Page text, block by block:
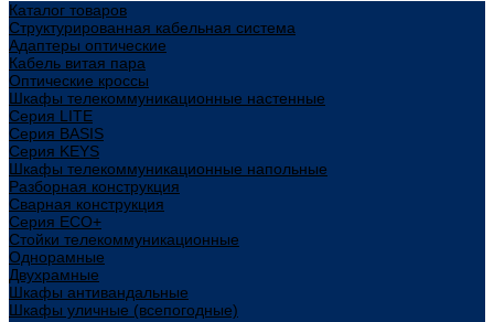
Каталог товаров
Структурированная кабельная система
Адаптеры оптические
Кабель витая пара
Оптические кроссы
Шкафы телекоммуникационные настенные
Cерия LITE
Cерия BASIS
Cерия KEYS
Шкафы телекоммуникационные напольные
Разборная конструкция
Сварная конструкция
Серия ECO+
Стойки телекоммуникационные
Однорамные
Двухрамные
Шкафы антивандальные
Шкафы уличные (всепогодные)